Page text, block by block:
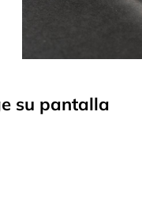
su pantalla